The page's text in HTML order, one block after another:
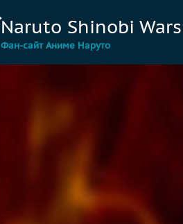
Naruto Shinobi Wars
Фан-сайт Аниме Наруто